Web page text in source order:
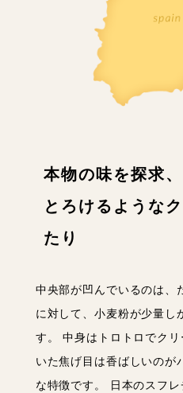
本物の味を探求、
とろけるような
たり
中央部が凹んでいるのは、
に対して、小麦粉が少量し
す。 中身はトロトロでク
いた焦げ目は香ばしいのが
な特徴です。 日本のスフ